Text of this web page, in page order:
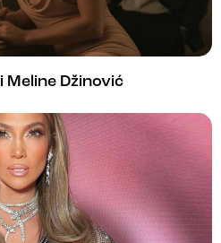
Meline Džinović